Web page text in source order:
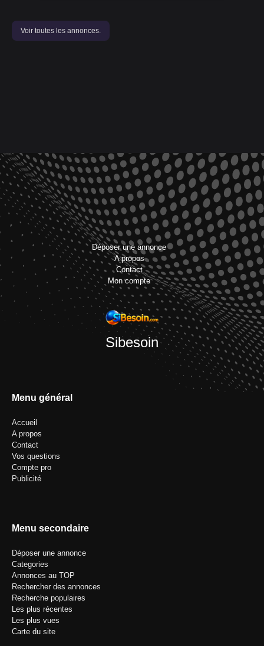
Voir toutes les annonces.
Déposer une annonce
A propos
Contact
Mon compte
Sibesoin
Menu général
Accueil
A propos
Contact
Vos questions
Compte pro
Publicité
Menu secondaire
Déposer une annonce
Categories
Annonces au TOP
Rechercher des annonces
Recherche populaires
Les plus récentes
Les plus vues
Carte du site